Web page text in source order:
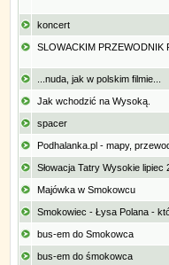
koncert
SLOWACKIM
...nuda, jak w polskim filmie...
Jak wchodzić na Wysoką.
spacer
Podhalanka.pl - mapy,
Słowacja Tatry Wysokie
Majówka w Smokowcu
Smokowiec - Łysa Polana -
bus-em do Smokowca
bus-em do śmokowca